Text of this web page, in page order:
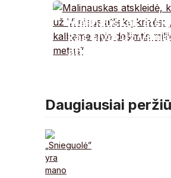
nuo normos?
Malinauskas
kas slypi už
atliekų krizės:
Daugiausiai